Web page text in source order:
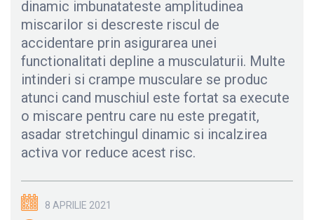
dinamic imbunatateste amplitudinea
miscarilor si descreste riscul de
accidentare prin asigurarea unei
functionalitati depline a musculaturii. Multe
intinderi si crampe musculare se produc
atunci cand muschiul este fortat sa execute
o miscare pentru care nu este pregatit,
asadar stretchingul dinamic si incalzirea
activa vor reduce acest risc.
8 APRILIE 2021